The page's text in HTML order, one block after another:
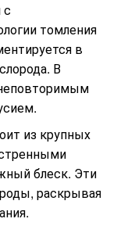
с
томления
в
В
неповторимым
из крупных
блеск. Эти
раскрывая